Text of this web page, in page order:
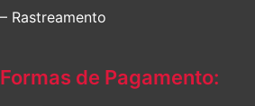
– Rastreamento
Formas de Pagamento: